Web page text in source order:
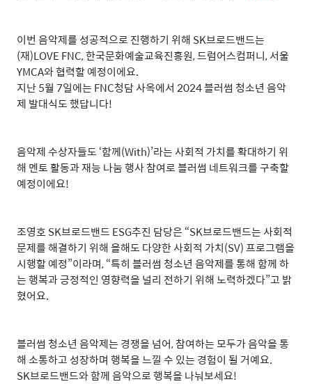
이번 음악제를 성공적으로 진행하기 위해 SK브로드밴드는
(재)LOVE FNC,한국문화예술교육진흥원,드럼어스컴퍼니,서울
YMCA와 협력할 예정이에요.
지난5월 7일에는 FNC청담 사옥에서 2024블러썸 청소년 음악
제 발대식도 했답니다!
음악제 수상자들도 ‘함께(With)’라는 사회적 가치를 확대하기 위
해 멘토 활동과 재능 나눔 행사 참여로 블러썸 네트워크를 구축할
예정이에요!
조영호 SK브로드밴드 ESG추진 담당은 “SK브로드밴드는 사회적
문제를 해결하기 위해 올해도 다양한 사회적 가치(SV)프로그램을
시행할 예정”이라며, “특히 블러썸 청소년 음악제를 통해 함께 하
는 행복과 긍정적인 영향력을 널리 전하기 위해 노력하겠다”고 밝
혔어요.
블러썸 청소년 음악제는 경쟁을 넘어,참여하는 모두가 음악을 통
해 소통하고 성장하며 행복을 느낄 수 있는 경험이 될 거예요.
SK브로드밴드와 함께 음악으로 행복을 나눠보세요!